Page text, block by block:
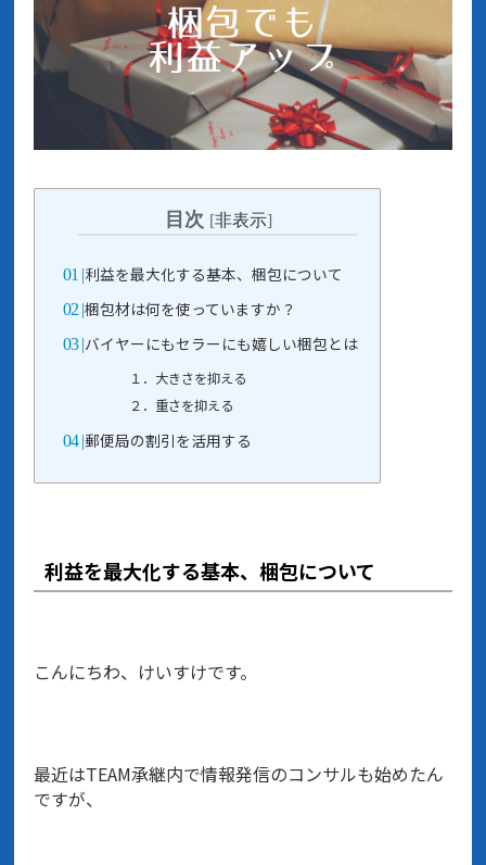
目次 [非表示]
利益を最大化する基本、梱包について
梱包材は何を使っていますか？
バイヤーにもセラーにも嬉しい梱包とは
１．大きさを抑える
２．重さを抑える
郵便局の割引を活用する
利益を最大化する基本、梱包について
こんにちわ、けいすけです。
最近はTEAM承継内で情報発信のコンサルも始めたん
ですが、